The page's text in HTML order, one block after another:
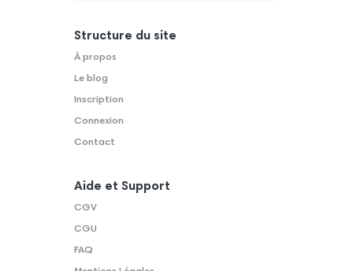
Structure du site
À propos
Le blog
Inscription
Connexion
Contact
Aide et Support
CGV
CGU
FAQ